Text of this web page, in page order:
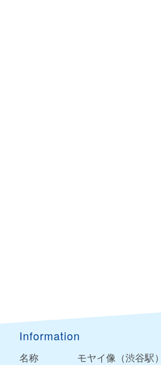
Information
名称 モヤイ像（渋谷駅）